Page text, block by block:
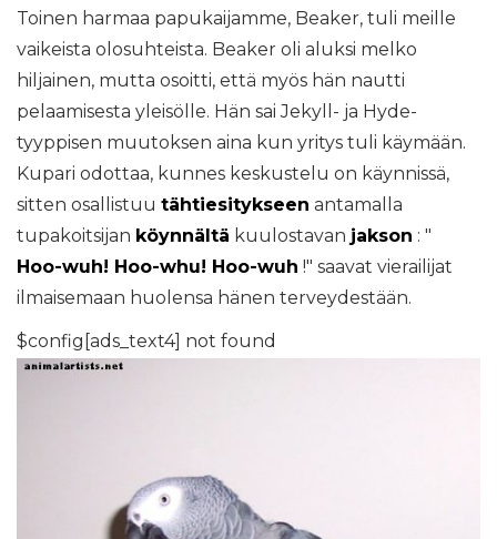
Toinen harmaa papukaijamme, Beaker, tuli meille
vaikeista olosuhteista. Beaker oli aluksi melko
hiljainen, mutta osoitti, että myös hän nautti
pelaamisesta yleisölle. Hän sai Jekyll- ja Hyde-
tyyppisen muutoksen aina kun yritys tuli käymään.
Kupari odottaa, kunnes keskustelu on käynnissä,
sitten osallistuu tähtiesitykseen antamalla
tupakoitsijan köynnältä kuulostavan jakson : "
Hoo-wuh! Hoo-whu! Hoo-wuh !" saavat vierailijat
ilmaisemaan huolensa hänen terveydestään.
$config[ads_text4] not found